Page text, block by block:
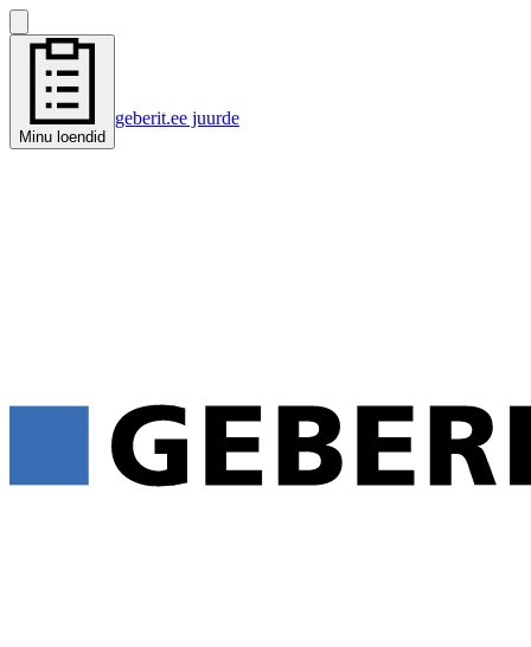
Minu loendid
geberit.ee juurde